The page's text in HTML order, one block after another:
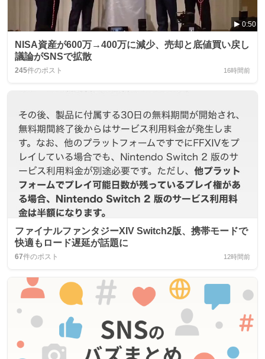
0:50
NISA資産が600万→400万に減少、売却と底値買い戻し
議論がSNSで拡散
245件のポスト 16時間前
ファイナルファンタジーXIV Switch2版、携帯モードで
快適もロード遅延が話題に
67件のポスト 12時間前